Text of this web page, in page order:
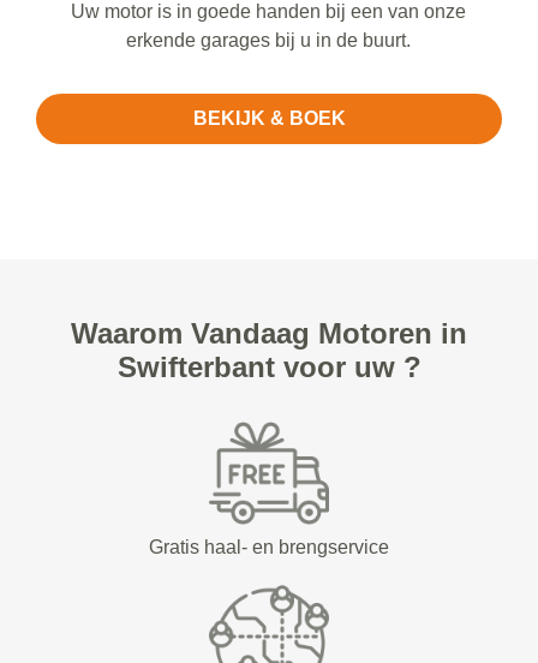
Uw motor is in goede handen bij een van onze
erkende garages bij u in de buurt.
BEKIJK & BOEK
Waarom Vandaag Motoren in
Swifterbant voor uw ?
Gratis haal- en brengservice